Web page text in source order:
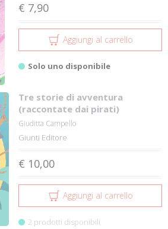
€ 7,90
Aggiungi al carrello
Solo uno disponibile
Tre storie di avventura
(raccontate dai pirati)
Giuditta Campello
Giunti Editore
€ 10,00
Aggiungi al carrello
2 prodotti disponibili